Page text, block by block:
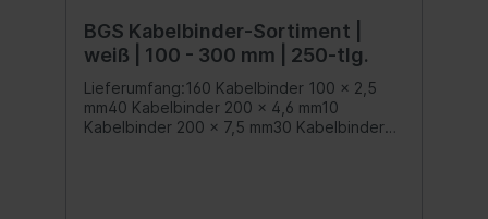
BGS Kabelbinder-Sortiment |
weiß | 100 - 300 mm | 250-tlg.
Lieferumfang:160 Kabelbinder 100 x 2,5
mm40 Kabelbinder 200 x 4,6 mm10
Kabelbinder 200 x 7,5 mm30 Kabelbinder